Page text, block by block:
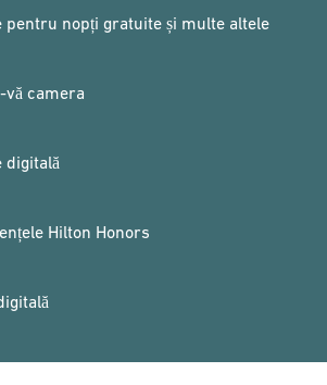
pentru nopți gratuite și multe altele
vă camera
digitală
Hilton Honors